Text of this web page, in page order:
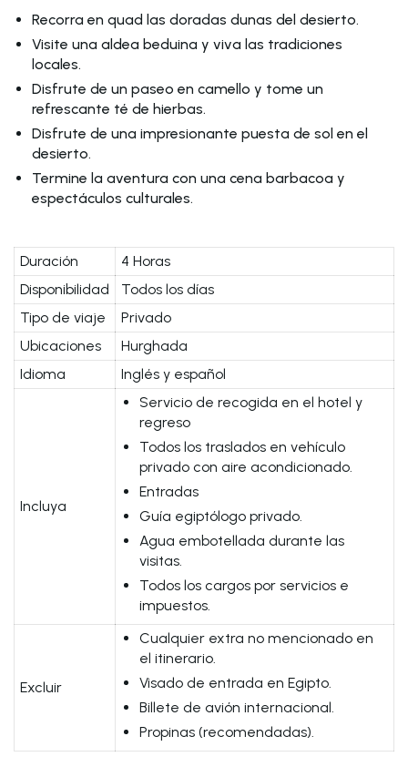
Recorra en quad las doradas dunas del desierto.
Visite una aldea beduina y viva las tradiciones
locales.
Disfrute de un paseo en camello y tome un
refrescante té de hierbas.
Disfrute de una impresionante puesta de sol en el
desierto.
Termine la aventura con una cena barbacoa y
espectáculos culturales.
Duración
4 Horas
Disponibilidad
Todos los días
Tipo de viaje
Privado
Ubicaciones
Hurghada
Idioma
Inglés y español
Incluya
Servicio de recogida en el hotel y
regreso
Todos los traslados en vehículo
privado con aire acondicionado.
Entradas
Guía egiptólogo privado.
Agua embotellada durante las
visitas.
Todos los cargos por servicios e
impuestos.
Excluir
Cualquier extra no mencionado en
el itinerario.
Visado de entrada en Egipto.
Billete de avión internacional.
Propinas (recomendadas).